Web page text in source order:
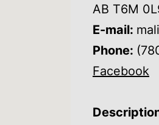
AB T6M
E-mail:
Phone:
Facebook